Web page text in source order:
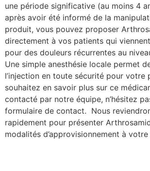
une période significative (au moins 4
après avoir été informé de la
produit, vous pouvez proposer
directement à vos patients qui
pour des douleurs récurrentes au
Une simple anesthésie locale permet
l’injection en toute sécurité pour votre
souhaitez en savoir plus sur ce
contacté par notre équipe, n’hésitez
formulaire de contact. Nous
rapidement pour présenter
modalités d’approvisionnement à